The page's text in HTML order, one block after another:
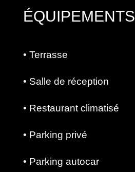
ÉQUIPEMENTS
• Terrasse
• Salle de réception
• Restaurant climatisé
• Parking privé
• Parking autocar